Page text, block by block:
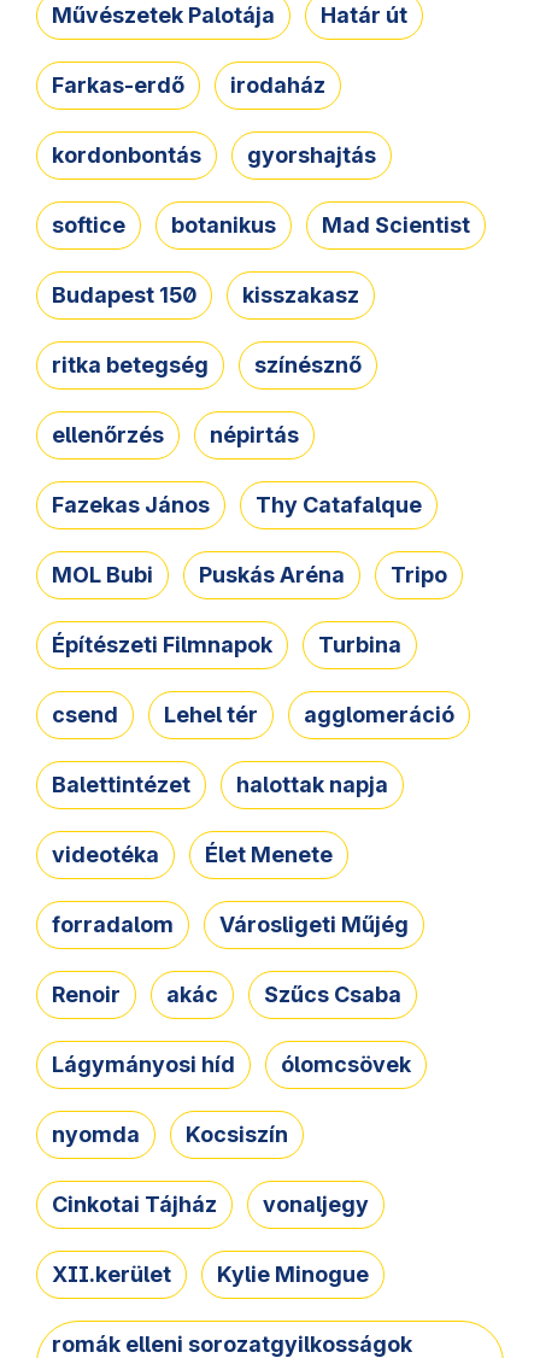
Művészetek Palotája Határ út
Farkas-erdő irodaház
kordonbontás gyorshajtás
softice botanikus Mad Scientist
Budapest 150 kisszakasz
ritka betegség színésznő
ellenőrzés népirtás
Fazekas János Thy Catafalque
MOL Bubi Puskás Aréna Tripo
Építészeti Filmnapok Turbina
csend Lehel tér agglomeráció
Balettintézet halottak napja
videotéka Élet Menete
forradalom Városligeti Műjég
Renoir akác Szűcs Csaba
Lágymányosi híd ólomcsövek
nyomda Kocsiszín
Cinkotai Tájház vonaljegy
XII.kerület Kylie Minogue
romák elleni sorozatgyilkosságok